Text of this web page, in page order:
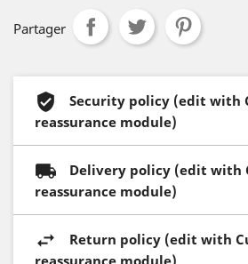
Partager
Security policy (edit with
reassurance module)
Delivery policy (edit with
reassurance module)
Return policy (edit with
reassurance module)